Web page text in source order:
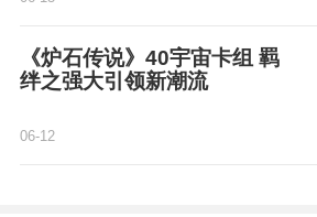
《炉石传说》40宇宙卡组 羁
绊之强大引领新潮流
06-12